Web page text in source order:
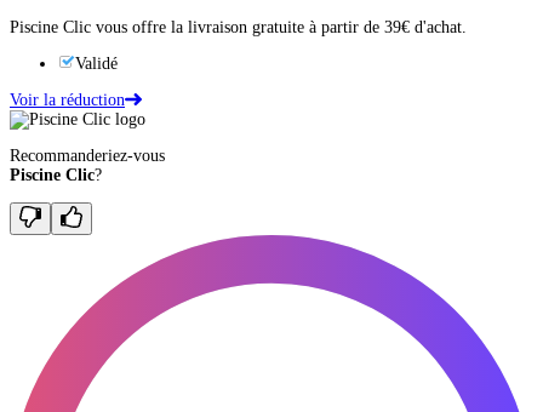
Piscine Clic vous offre la livraison gratuite à partir de 39€ d'achat.
Validé
Voir la réduction
Recommanderiez-vous
Piscine Clic?